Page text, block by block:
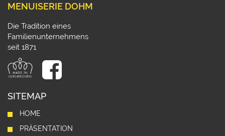
MENUISERIE DOHM
Die Tradition eines
Familienunternehmens
seit 1871
SITEMAP
HOME
PRÄSENTATION